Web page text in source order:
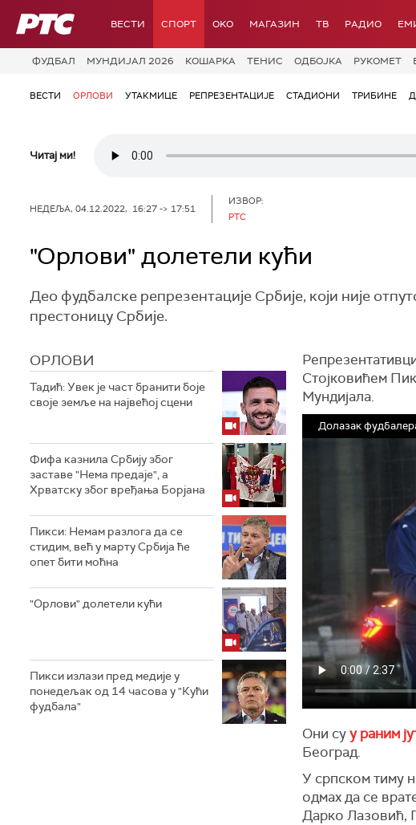
РТС ВЕСТИ СПОРТ OKO МАГАЗИН ТВ РАДИО
ФУДБАЛ МУНДИЈАЛ 2026 КОШАРКА ТЕНИС ОДБОЈКА РУКОМЕТ
ВЕСТИ ОРЛОВИ УТАКМИЦЕ РЕПРЕЗЕНТАЦИЈЕ СТАДИОНИ ТРИБИНЕ
Читај ми!
НЕДЕЉА, 04.12.2022, 16:27 -> 17:51
ИЗВОР:
PTC
"Орлови" долетели кући
Део фудбалске репрезентације Србије, који није
престоницу Србије.
ОРЛОВИ
Тадић: Увек је част бранити боје
своје земље на највећој сцени
Фифа казнила Србију због
заставе "Нема предаје", а
Хрватску због вређања Борјана
Пикси: Немам разлога да се
стидим, већ у марту Србија ће
опет бити моћна
"Орлови" долетели кући
Пикси излази пред медије у
понедељак од 14 часова у "Кући
фудбала"
Стојковићем
Мундијала.
Долазак
Они суу раним
Београд.
У српском тиму
одмах да се
Дарко Лазовић,